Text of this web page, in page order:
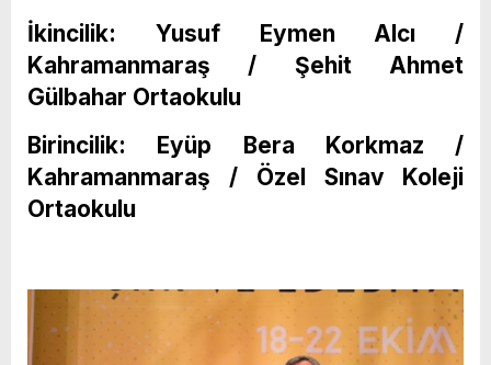
İkincilik: Yusuf Eymen Alcı /
Kahramanmaraş / Şehit Ahmet
Gülbahar Ortaokulu
Birincilik: Eyüp Bera Korkmaz /
Kahramanmaraş / Özel Sınav Koleji
Ortaokulu